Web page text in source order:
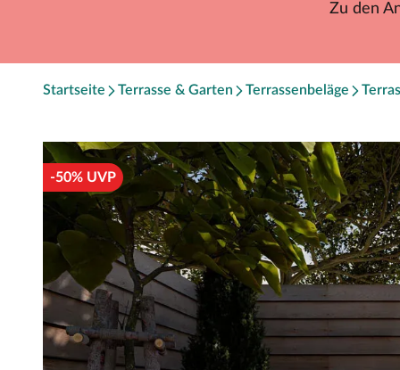
Zu den
Startseite Terrasse & Garten Terrassenbeläge
-50% UVP